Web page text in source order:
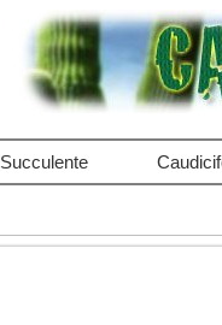
Succulente